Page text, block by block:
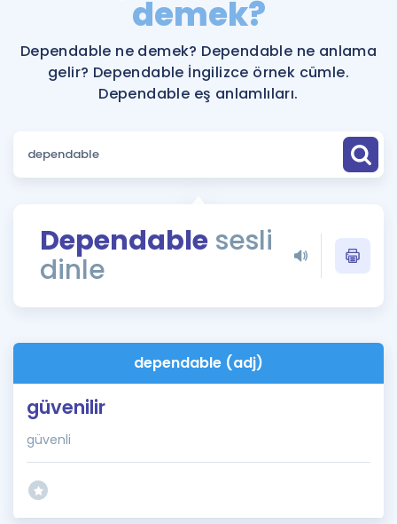
Faydalı Araçlar
Ücretsiz Kaynaklar
ÖSYM Sınav Takvimi
Kampanyalar
İngilizce Gramer
İngilizce Gramer
demek?
Dependable ne demek? Dependable ne anlama
gelir? Dependable İngilizce örnek cümle.
Dependable eş anlamlıları.
Dependable sesli
dinle
dependable (adj)
güvenilir
güvenli